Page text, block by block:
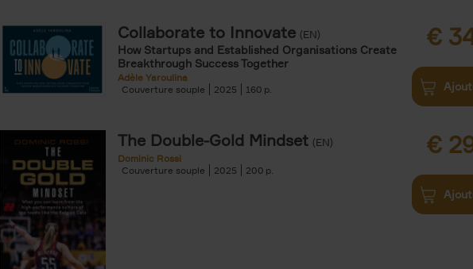
Collaborate to Innovate (EN)
How Startups and Established Organisations Create
Breakthrough Success Together
Adèle Yaroulina
Couverture souple
2025 160
€
The Double-Gold Mindset (EN)
Dominic Rossi
Couverture souple
2025 200
€